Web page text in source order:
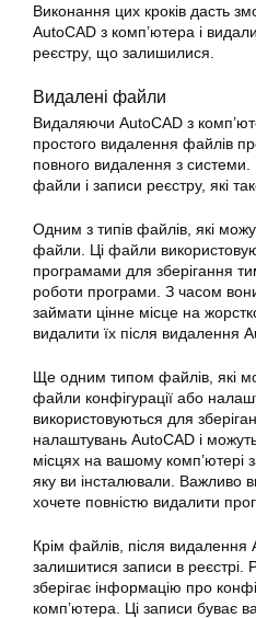
Виконання цих кроків дасть
AutoCAD з комп’ютера і
реєстру, що залишилися.
Видалені файли
Видаляючи AutoCAD з
простого видалення файлів
повного видалення з
файли і записи реєстру, які
Одним з типів файлів, які
файли. Ці файли
програмами для зберігання
роботи програми. З часом
займати цінне місце на
видалити їх після видалення
Ще одним типом файлів, які
файли конфігурації або
використовуються для
налаштувань AutoCAD і
місцях на вашому комп’ютері
яку ви інсталювали. Важливо
хочете повністю видалити
Крім файлів, після видалення
залишитися записи в
зберігає інформацію про
комп’ютера. Ці записи буває